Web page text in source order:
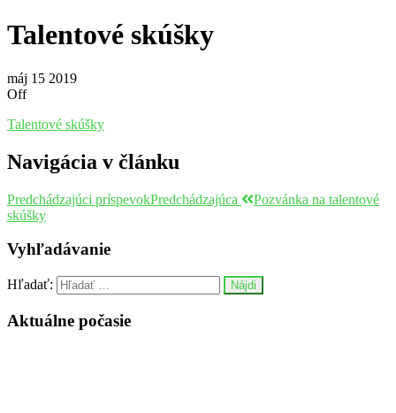
Talentové skúšky
máj 15 2019
Off
Talentové skúšky
Navigácia v článku
Predchádzajúci príspevokPredchádzajúca
Pozvánka na talentové
skúšky
Vyhľadávanie
Hľadať:
Aktuálne počasie